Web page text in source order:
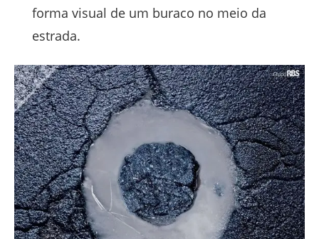
forma visual de um buraco no meio da
estrada.